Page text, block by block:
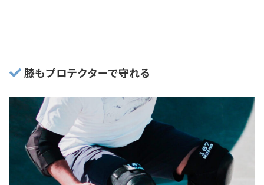
膝もプロテクターで守れる